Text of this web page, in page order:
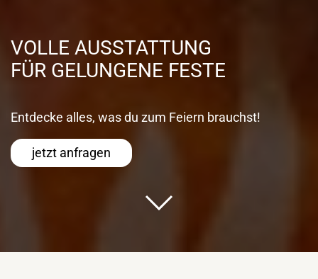
VOLLE AUSSTATTUNG
FÜR GELUNGENE FESTE
Entdecke alles, was du zum Feiern brauchst!
jetzt anfragen